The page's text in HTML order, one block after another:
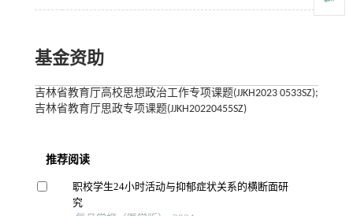
基金资助
吉林省教育厅高校思想政治工作专项课题(JJKH2023 0533SZ);
吉林省教育厅思政专项课题(JJKH20220455SZ)